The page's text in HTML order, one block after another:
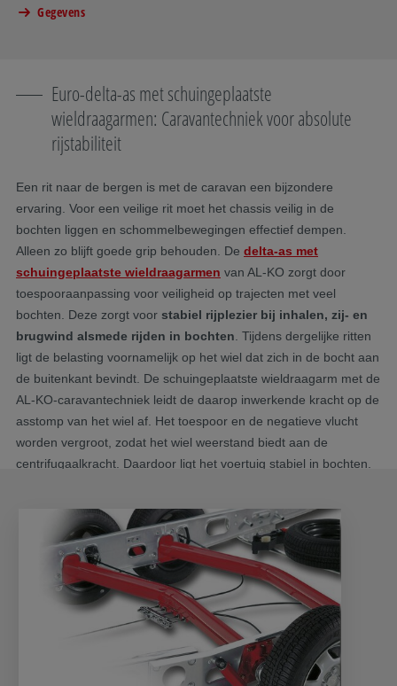
Gegevens
Euro-delta-as met schuingeplaatste
wieldraagarmen: Caravantechniek voor absolute
rijstabiliteit
Een rit naar de bergen is met de caravan een bijzondere
ervaring. Voor een veilige rit moet het chassis veilig in de
bochten liggen en schommelbewegingen effectief dempen.
Alleen zo blijft goede grip behouden. De delta-as met
schuingeplaatste wieldraagarmen van AL-KO zorgt door
toespooraanpassing voor veiligheid op trajecten met veel
bochten. Deze zorgt voor stabiel rijplezier bij inhalen, zij- en
brugwind alsmede rijden in bochten . Tijdens dergelijke ritten
ligt de belasting voornamelijk op het wiel dat zich in de bocht aan
de buitenkant bevindt. De schuingeplaatste wieldraagarm met de
AL-KO-caravantechniek leidt de daarop inwerkende kracht op de
asstomp van het wiel af. Het toespoor en de negatieve vlucht
worden vergroot, zodat het wiel weerstand biedt aan de
centrifugaalkracht. Daardoor ligt het voertuig stabiel in bochten.